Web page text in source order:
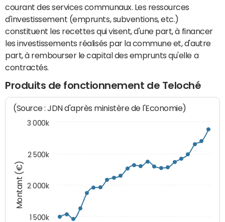
courant des services communaux. Les ressources
d'investissement (emprunts, subventions, etc.)
constituent les recettes qui visent, d'une part, à financer
les investissements réalisés par la commune et, d'autre
part, à rembourser le capital des emprunts qu'elle a
contractés.
Produits de fonctionnement de Teloché
Montant (€)
(Source : JDN d'après ministère de l'Economie)
1 500k
2 000k
2 500k
3 000k